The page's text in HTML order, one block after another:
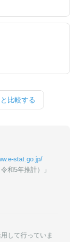
比較する
stat.go.jp/
和5年推計）」
して行っていま